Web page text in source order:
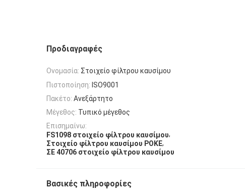
Προδιαγραφές
Ονομασία: Στοιχείο φίλτρου καυσίμου
Πιστοποίηση: ISO9001
Πακέτο: Ανεξάρτητο
Μέγεθος: Τυπικό μέγεθος
Επισημαίνω:
FS1098 στοιχείο φίλτρου καυσίμου,
Στοιχείο φίλτρου καυσίμου POKE,
ΣΕ 40706 στοιχείο φίλτρου καυσίμου
Βασικές πληροφορίες